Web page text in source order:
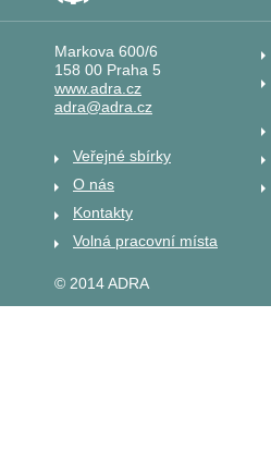
Markova 600/6
158 00 Praha 5
www.adra.cz
adra@adra.cz
Veřejné sbírky
O nás
Kontakty
Volná pracovní místa
© 2014 ADRA